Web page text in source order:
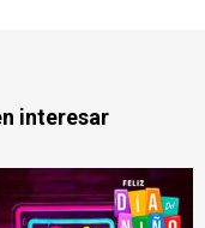
interesar